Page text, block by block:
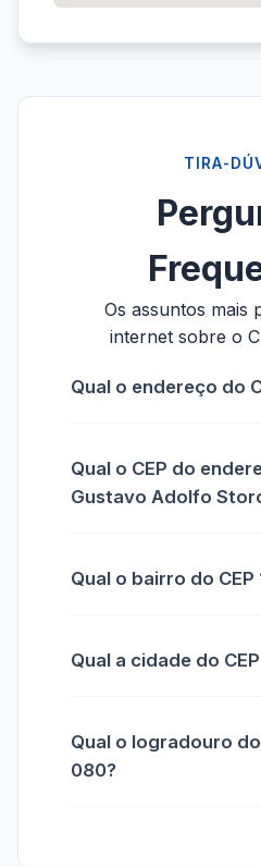
TIRA-
Os assuntos mais
internet sobre o
Qual o endereço do
Qual o CEP do
Gustavo Adolfo
Qual o bairro do
Qual a cidade do
Qual o logradouro do
080?